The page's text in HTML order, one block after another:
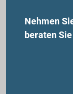
Nehmen
beraten